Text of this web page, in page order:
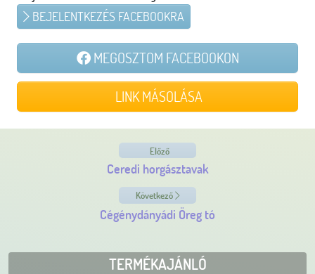
BEJELENTKEZÉS FACEBOOKRA
MEGOSZTOM FACEBOOKON
LINK MÁSOLÁSA
Előző
Ceredi horgásztavak
Következő
Cégénydányádi Öreg tó
TERMÉKAJÁNLÓ